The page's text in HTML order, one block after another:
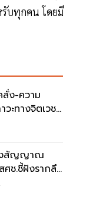
บทุกคน โดยมี
ง-ความ
ะทางจิตเวช
งสัญญาณ
ศช.ชี้ฝังรากลึก